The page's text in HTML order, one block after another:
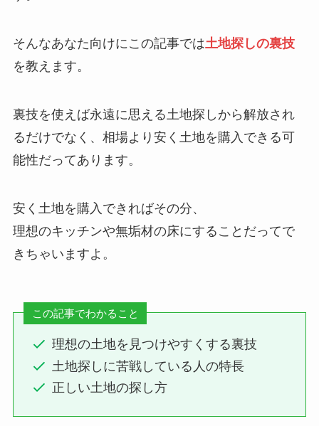
そんなあなた向けにこの記事では土地探しの裏技
を教えます。
裏技を使えば永遠に思える土地探しから解放され
るだけでなく、相場より安く土地を購入できる可
能性だってあります。
安く土地を購入できればその分、
理想のキッチンや無垢材の床にすることだってで
きちゃいますよ。
この記事でわかること
理想の土地を見つけやすくする裏技
土地探しに苦戦している人の特長
正しい土地の探し方